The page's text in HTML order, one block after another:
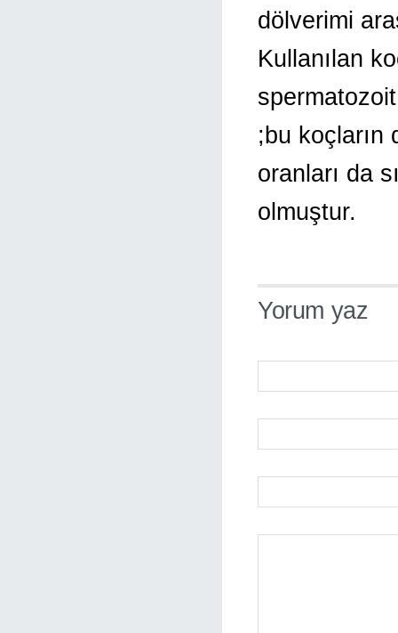
dölverimi
Kullanılan
;bu koçların
oranları da
olmuştur.
Yorum yaz